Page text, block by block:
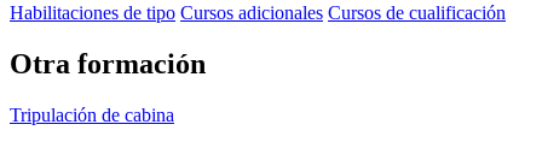
Habilitaciones de tipo Cursos adicionales Cursos de cualificación
Otra formación
Tripulación de cabina